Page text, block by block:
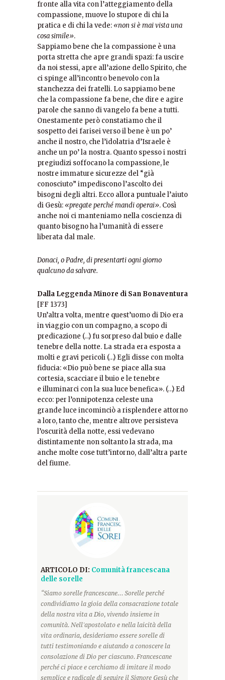
fronte alla vita con l’atteggiamento della
compassione, muove lo stupore di chi la
pratica e di chi la vede:«non si è mai vista una
cosa simile».
Sappiamo bene che la compassione è una
porta stretta che apre grandi spazi: fa uscire
da noi stessi, apre all’azione dello Spirito, che
ci spinge all’incontro benevolo con la
stanchezza dei fratelli. Lo sappiamo bene
che la compassione fa bene, che dire e agire
parole che sanno di vangelo fa bene a tutti.
Onestamente però constatiamo che il
sospetto dei farisei verso il bene è un po’
anche il nostro, che l’idolatria d’Israele è
anche un po’ la nostra. Quanto spesso i nostri
pregiudizi soffocano la compassione, le
nostre immature sicurezze del “già
conosciuto” impediscono l’ascolto dei
bisogni degli altri. Ecco allora puntuale l’aiuto
di Gesù:«pregate perché mandi operai». Così
anche noi ci manteniamo nella coscienza di
quanto bisogno ha l’umanità di essere
liberata dal male.
Donaci, o Padre, di presentarti ogni giorno
qualcuno da salvare.
Dalla Leggenda Minore di San Bonaventura
[FF 1373]
Un’altra volta, mentre quest’uomo di Dio era
in viaggio con un compagno, a scopo di
predicazione (…) fu sorpreso dal buio e dalle
tenebre della notte. La strada era esposta a
molti e gravi pericoli (…) Egli disse con molta
fiducia: «Dio può bene se piace alla sua
cortesia, scacciare il buio e le tenebre
e illuminarci con la sua luce benefica». (…) Ed
ecco: per l’onnipotenza celeste una
grande luce incominciò a risplendere attorno
a loro, tanto che, mentre altrove persisteva
l’oscurità della notte, essi vedevano
distintamente non soltanto la strada, ma
anche molte cose tutt’intorno, dall’altra parte
del fiume.
ARTICOLO DI: Comunità francescana
delle sorelle
“Siamo sorelle francescane... Sorelle perché
condividiamo la gioia della consacrazione totale
della nostra vita a Dio, vivendo insieme in
comunità. Nell'apostolato e nella laicità della
vita ordinaria, desideriamo essere sorelle di
tutti testimoniando e aiutando a conoscere la
consolazione di Dio per ciascuno. Francescane
perché ci piace e cerchiamo di imitare il modo
semplice e radicale di seguire il Signore Gesù che